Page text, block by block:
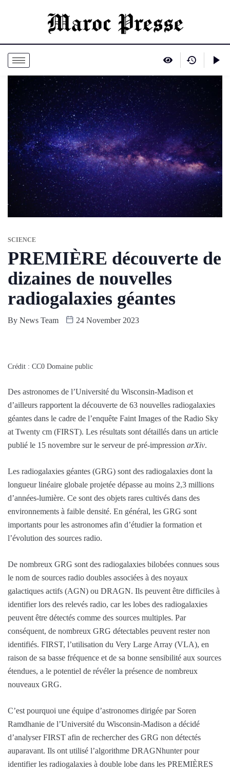
SCIENCE
PREMIÈRE découverte de
dizaines de nouvelles
radiogalaxies géantes
By News Team 24 November 2023
Crédit : CC0 Domaine public
Des astronomes de l’Université du Wisconsin-Madison et
d’ailleurs rapportent la découverte de 63 nouvelles radiogalaxies
géantes dans le cadre de l’enquête Faint Images of the Radio Sky
at Twenty cm (FIRST). Les résultats sont détaillés dans un article
publié le 15 novembre sur le serveur de pré-impression arXiv.
Les radiogalaxies géantes (GRG) sont des radiogalaxies dont la
longueur linéaire globale projetée dépasse au moins 2,3 millions
d’années-lumière. Ce sont des objets rares cultivés dans des
environnements à faible densité. En général, les GRG sont
importants pour les astronomes afin d’étudier la formation et
l’évolution des sources radio.
De nombreux GRG sont des radiogalaxies bilobées connues sous
le nom de sources radio doubles associées à des noyaux
galactiques actifs (AGN) ou DRAGN. Ils peuvent être difficiles à
identifier lors des relevés radio, car les lobes des radiogalaxies
peuvent être détectés comme des sources multiples. Par
conséquent, de nombreux GRG détectables peuvent rester non
identifiés. FIRST, l’utilisation du Very Large Array (VLA), en
raison de sa basse fréquence et de sa bonne sensibilité aux sources
étendues, a le potentiel de révéler la présence de nombreux
nouveaux GRG.
C’est pourquoi une équipe d’astronomes dirigée par Soren
Ramdhanie de l’Université du Wisconsin-Madison a décidé
d’analyser FIRST afin de rechercher des GRG non détectés
auparavant. Ils ont utilisé l’algorithme DRAGNhunter pour
identifier les radiogalaxies à double lobe dans les PREMIÈRES